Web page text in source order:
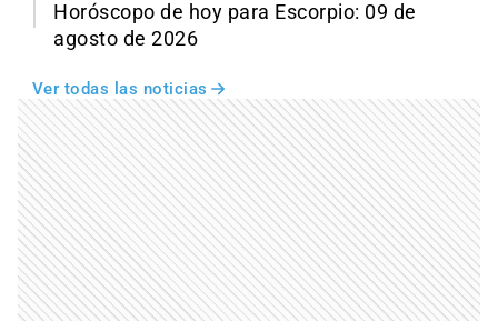
Horóscopo de hoy para Escorpio: 09 de
agosto de 2026
Ver todas las noticias